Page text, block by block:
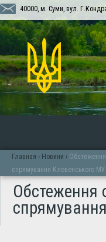
40000, м. Суми, вул.
Главная › Новини › Обстеження
спрямування Клевенського
Обстеження